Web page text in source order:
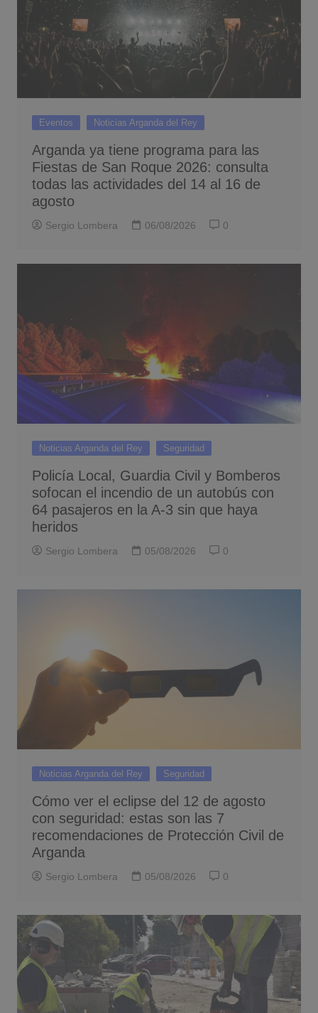
Eventos Noticias Arganda del Rey
Arganda ya tiene programa para las
Fiestas de San Roque 2026: consulta
todas las actividades del 14 al 16 de
agosto
Sergio Lombera 06/08/2026 0
Noticias Arganda del Rey Seguridad
Policía Local, Guardia Civil y Bomberos
sofocan el incendio de un autobús con
64 pasajeros en la A-3 sin que haya
heridos
Sergio Lombera 05/08/2026 0
Noticias Arganda del Rey Seguridad
Cómo ver el eclipse del 12 de agosto
con seguridad: estas son las 7
recomendaciones de Protección Civil de
Arganda
Sergio Lombera 05/08/2026 0